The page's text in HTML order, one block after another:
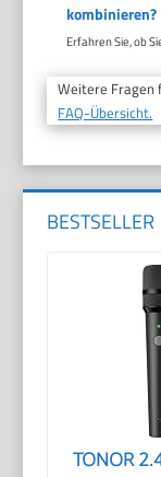
kombinieren?
Erfahren Sie, ob
Weitere Fragen
FAQ-Übersicht.
BESTSELLER
TONOR